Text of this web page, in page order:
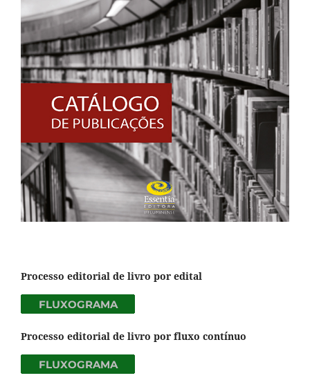
Processo editorial de livro por edital
Processo editorial de livro por fluxo contínuo